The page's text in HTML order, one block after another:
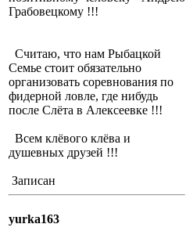
Грабовецкому !!!
Считаю, что нам Рыбацкой
Семье стоит обязательно
организовать соревнования по
фидерной ловле, где нибудь
после Слёта в Алексеевке !!!
Всем клёвого клёва и
душевных друзей !!!
Записан
yurka163